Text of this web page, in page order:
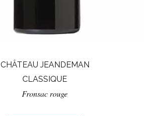
CHÂTEAU JEANDEMAN
CLASSIQUE
Fronsac rouge